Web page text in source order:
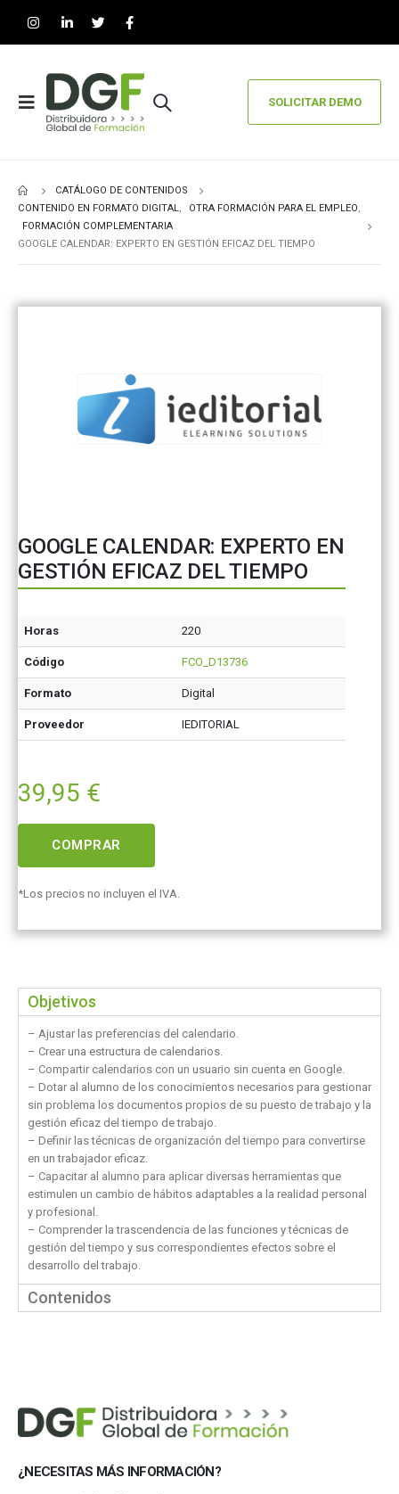
SOLICITAR DEMO
CATÁLOGO DE CONTENIDOS
CONTENIDO EN FORMATO DIGITAL, OTRA FORMACIÓN PARA EL EMPLEO,
FORMACIÓN COMPLEMENTARIA
GOOGLE CALENDAR: EXPERTO EN GESTIÓN EFICAZ DEL TIEMPO
GOOGLE CALENDAR: EXPERTO EN
GESTIÓN EFICAZ DEL TIEMPO
Horas 220
Código FCO_D13736
Formato Digital
Proveedor IEDITORIAL
39,95 €
COMPRAR
*Los precios no incluyen el IVA.
Objetivos
– Ajustar las preferencias del calendario.
– Crear una estructura de calendarios.
– Compartir calendarios con un usuario sin cuenta en Google.
– Dotar al alumno de los conocimientos necesarios para gestionar
sin problema los documentos propios de su puesto de trabajo y la
gestión eficaz del tiempo de trabajo.
– Definir las técnicas de organización del tiempo para convertirse
en un trabajador eficaz.
– Capacitar al alumno para aplicar diversas herramientas que
estimulen un cambio de hábitos adaptables a la realidad personal
y profesional.
– Comprender la trascendencia de las funciones y técnicas de
gestión del tiempo y sus correspondientes efectos sobre el
desarrollo del trabajo.
Contenidos
¿NECESITAS MÁS INFORMACIÓN?